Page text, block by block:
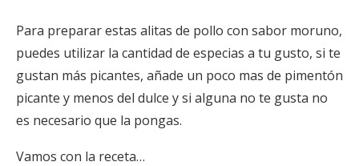
Para preparar estas alitas de pollo con sabor moruno,
puedes utilizar la cantidad de especias a tu gusto, si te
gustan más picantes, añade un poco mas de pimentón
picante y menos del dulce y si alguna no te gusta no
es necesario que la pongas.
Vamos con la receta…